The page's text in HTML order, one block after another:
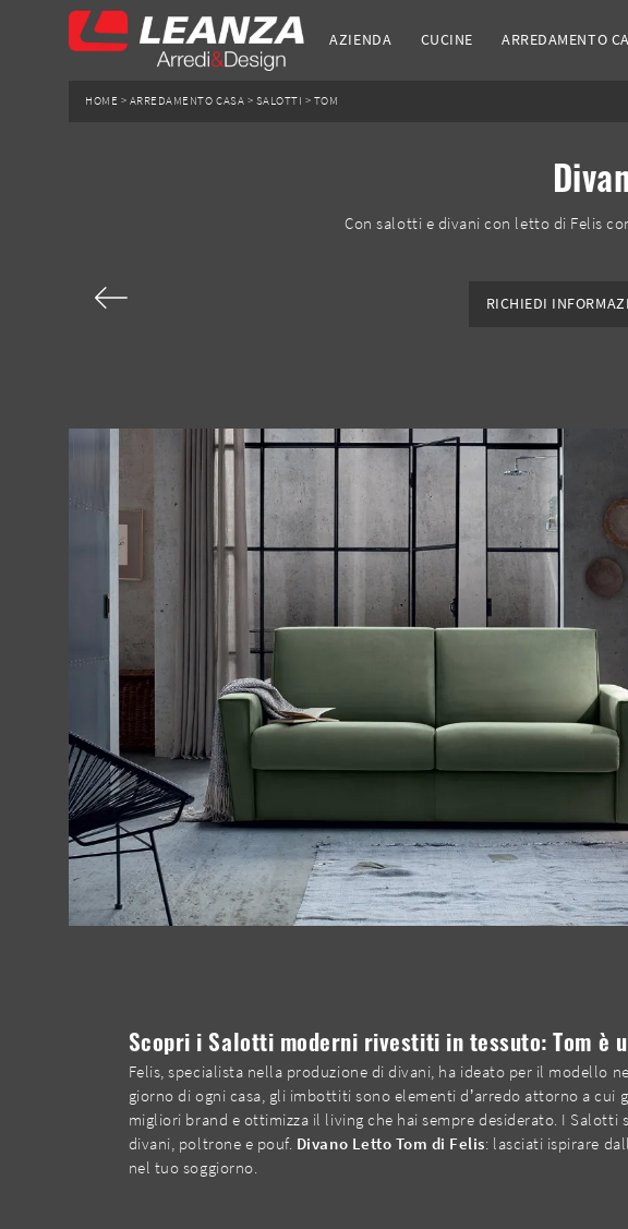
AZIENDA CUCINE ARREDAMENTO
HOME > ARREDAMENTO CASA > SALOTTI > TOM
Con salotti e divani con letto di Felis
RICHIEDI
Scopri i Salotti moderni rivestiti in tessuto: Tom è
Felis, specialista nella produzione di divani, ha ideato per il
giorno di ogni casa, gli imbottiti sono elementi d’arredo attorno a
migliori brand e ottimizza il living che hai sempre desiderato. I
divani, poltrone e pouf. Divano Letto Tom di Felis: lasciati ispirare
nel tuo soggiorno.